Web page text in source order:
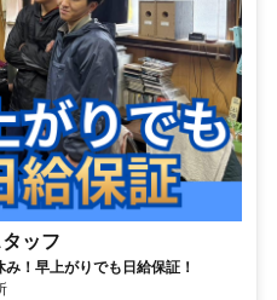
ッフ
！早上がりでも日給保証！